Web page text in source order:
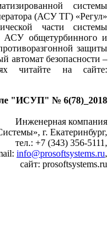
системы
(АСУ ТГ) «Регул»
части системы
АСУ общетурбинного и
защиты
автомат безопасности –
читайте на сайте:
"ИСУП" № 6(78)_2018
Инженерная компания
г. Екатеринбург,
тел.: +7 (343) 356‑5111,
info@prosoftsystems.ru,
сайт: prosoftsystems.ru